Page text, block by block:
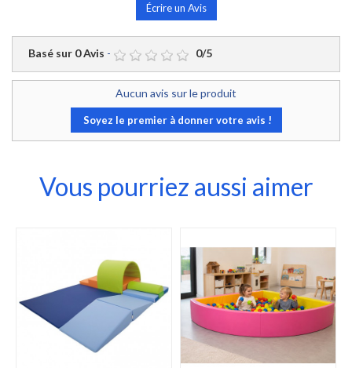
Écrire un Avis
Basé sur 0Avis - 0/5
Aucun avis sur le produit
Soyez le premier à donner votre avis !
Vous pourriez aussi aimer